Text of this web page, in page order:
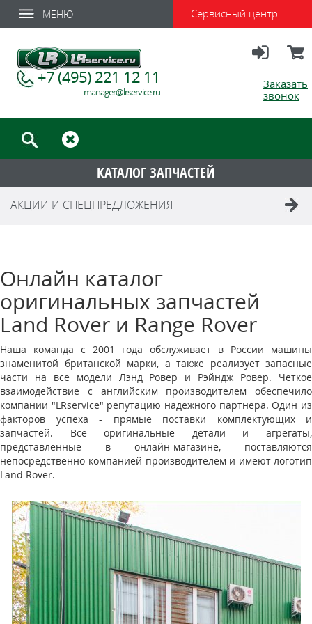
МЕНЮ Сервисный центр
Заказать
звонок
+7 (495) 221 12 11
manager@lrservice.ru
КАТАЛОГ ЗАПЧАСТЕЙ
АКЦИИ И СПЕЦПРЕДЛОЖЕНИЯ
Онлайн каталог
оригинальных запчастей
Land Rover и Range Rover
Наша команда с 2001 года обслуживает в России машины
знаменитой британской марки, а также реализует запасные
части на все модели Лэнд Ровер и Рэйндж Ровер. Четкое
взаимодействие с английским производителем обеспечило
компании "LRservice" репутацию надежного партнера. Один из
факторов успеха - прямые поставки комплектующих и
запчастей. Все оригинальные детали и агрегаты,
представленные в онлайн-магазине, поставляются
непосредственно компанией-производителем и имеют логотип
Land Rover.